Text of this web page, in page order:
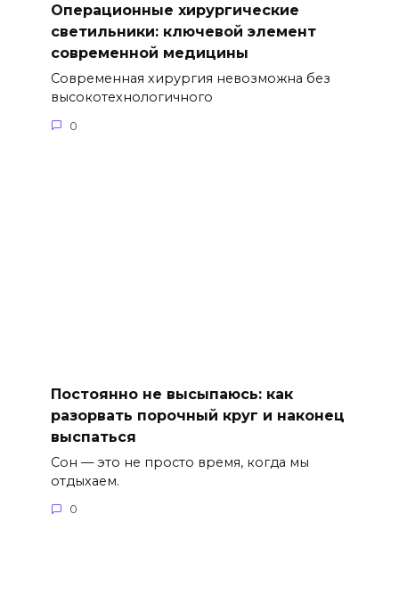
Операционные хирургические
светильники: ключевой элемент
современной медицины
Современная хирургия невозможна без
высокотехнологичного
0
Постоянно не высыпаюсь: как
разорвать порочный круг и наконец
выспаться
Сон — это не просто время, когда мы
отдыхаем.
0